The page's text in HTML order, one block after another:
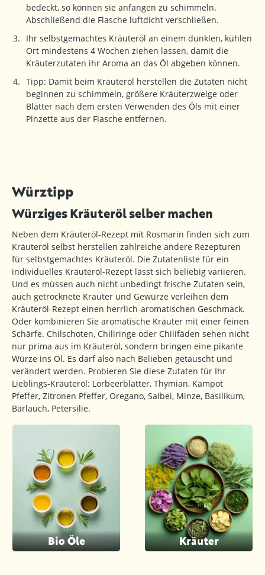
bedeckt, so können sie anfangen zu schimmeln.
Abschließend die Flasche luftdicht verschließen.
Ihr selbstgemachtes Kräuteröl an einem dunklen, kühlen
Ort mindestens 4 Wochen ziehen lassen, damit die
Kräuterzutaten ihr Aroma an das Öl abgeben können.
Tipp: Damit beim Kräuteröl herstellen die Zutaten nicht
beginnen zu schimmeln, größere Kräuterzweige oder
Blätter nach dem ersten Verwenden des Öls mit einer
Pinzette aus der Flasche entfernen.
Würztipp
Würziges Kräuteröl selber machen
Neben dem Kräuteröl-Rezept mit Rosmarin finden sich zum
Kräuteröl selbst herstellen zahlreiche andere Rezepturen
für selbstgemachtes Kräuteröl. Die Zutatenliste für ein
individuelles Kräuteröl-Rezept lässt sich beliebig variieren.
Und es müssen auch nicht unbedingt frische Zutaten sein,
auch getrocknete Kräuter und Gewürze verleihen dem
Kräuteröl-Rezept einen herrlich-aromatischen Geschmack.
Oder kombinieren Sie aromatische Kräuter mit einer feinen
Schärfe. Chilschoten, Chiliringe oder Chilifäden sehen nicht
nur prima aus im Kräuteröl, sondern bringen eine pikante
Würze ins Öl. Es darf also nach Belieben getauscht und
verändert werden. Probieren Sie diese Zutaten für Ihr
Lieblings-Kräuteröl: Lorbeerblätter, Thymian, Kampot
Pfeffer, Zitronen Pfeffer, Oregano, Salbei, Minze, Basilikum,
Bärlauch, Petersilie.
Bio Öle Kräuter